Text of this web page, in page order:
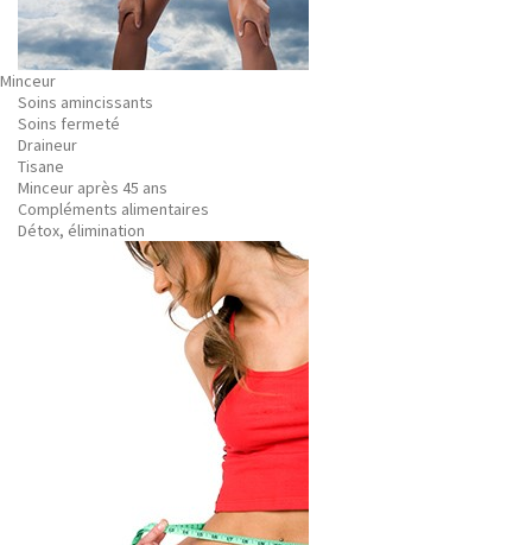
Minceur
Soins amincissants
Soins fermeté
Draineur
Tisane
Minceur après 45 ans
Compléments alimentaires
Détox, élimination